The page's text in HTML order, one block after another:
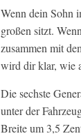
Wenn dein Sohn
großen sitzt.
zusammen mit
wird dir klar, wie
Die sechste
unter der
Breite um 3,5